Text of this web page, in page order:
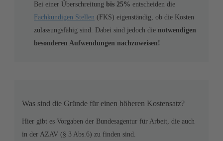
Bei einer Überschreitung bis 25% entscheiden die
Fachkundigen Stellen (FKS) eigenständig, ob die Kosten
zulassungsfähig sind. Dabei sind jedoch die notwendigen
besonderen Aufwendungen nachzuweisen!
Was sind die Gründe für einen höheren Kostensatz?
Hier gibt es Vorgaben der Bundesagentur für Arbeit, die auch
in der AZAV (§ 3 Abs.6) zu finden sind.